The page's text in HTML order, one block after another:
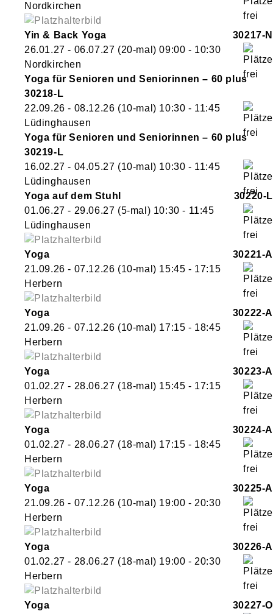
Nordkirchen
Yin & Back Yoga
30217-N
26.01.27 - 06.07.27 (20-mal)09:00 - 10:30
Nordkirchen
Yoga für Senioren und Seniorinnen – 60 plus
30218-L
22.09.26 - 08.12.26 (10-mal) 10:30 - 11:45
Lüdinghausen
Yoga für Senioren und Seniorinnen – 60 plus
30219-L
16.02.27 - 04.05.27 (10-mal) 10:30 - 11:45
Lüdinghausen
Yoga auf dem Stuhl
30220-L
01.06.27 - 29.06.27 (5-mal) 10:30 - 11:45
Lüdinghausen
Yoga
30221-A
21.09.26 - 07.12.26 (10-mal) 15:45 - 17:15
Herbern
Yoga
30222-A
21.09.26 - 07.12.26 (10-mal) 17:15 - 18:45
Herbern
Yoga
30223-A
01.02.27 - 28.06.27 (18-mal) 15:45 - 17:15
Herbern
Yoga
30224-A
01.02.27 - 28.06.27 (18-mal) 17:15 - 18:45
Herbern
Yoga
30225-A
21.09.26 - 07.12.26 (10-mal) 19:00 - 20:30
Herbern
Yoga
30226-A
01.02.27 - 28.06.27 (18-mal) 19:00 - 20:30
Herbern
Yoga
30227-O